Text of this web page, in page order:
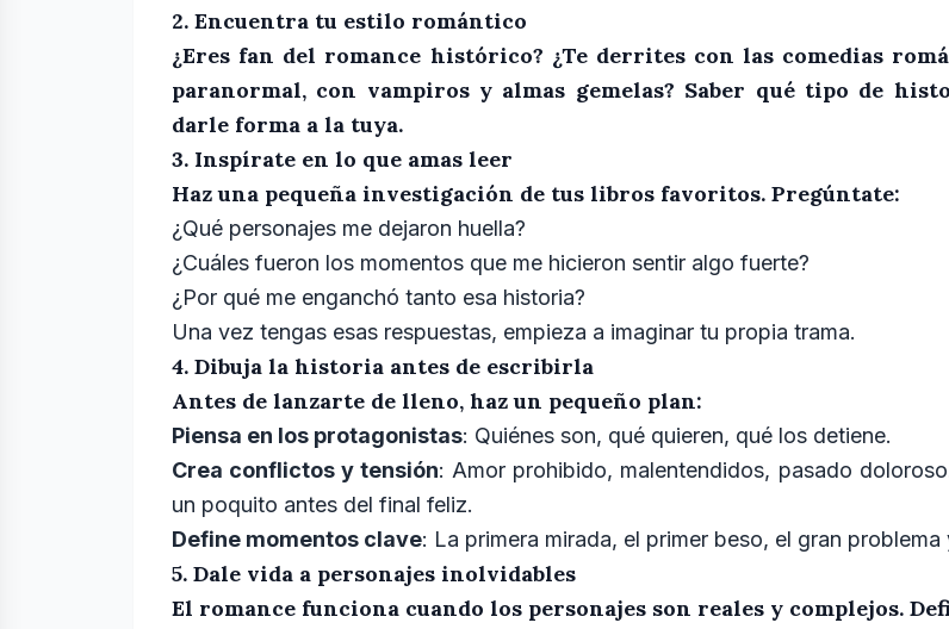
2. Encuentra tu estilo romántico
¿Eres fan del romance histórico? ¿Te derrites con las comedias
paranormal, con vampiros y almas gemelas? Saber qué tipo de
darle forma a la tuya.
3. Inspírate en lo que amas leer
Haz una pequeña investigación de tus libros favoritos. Pregúntate:
¿Qué personajes me dejaron huella?
¿Cuáles fueron los momentos que me hicieron sentir algo fuerte?
¿Por qué me enganchó tanto esa historia?
Una vez tengas esas respuestas, empieza a imaginar tu propia trama.
4. Dibuja la historia antes de escribirla
Antes de lanzarte de lleno, haz un pequeño plan:
Piensa en los protagonistas: Quiénes son, qué quieren, qué los detiene.
Crea conflictos y tensión: Amor prohibido, malentendidos, pasado
un poquito antes del final feliz.
Define momentos clave: La primera mirada, el primer beso, el gran problema
5. Dale vida a personajes inolvidables
El romance funciona cuando los personajes son reales y complejos.